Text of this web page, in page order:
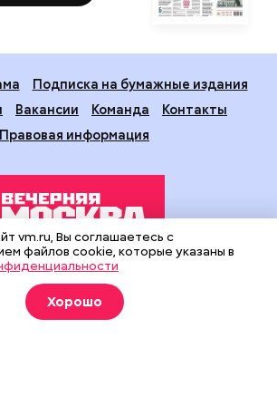
Подписка на бумажные издания
Вакансии Команда
Контакты
Правовая информация
финансовой поддержке Департамента
и рекламы города Москвы.
рекомендательные технологии
предоставления информации
vm.ru, Вы соглашаетесь с
файлов cookie, которые указаны в
Хорошо